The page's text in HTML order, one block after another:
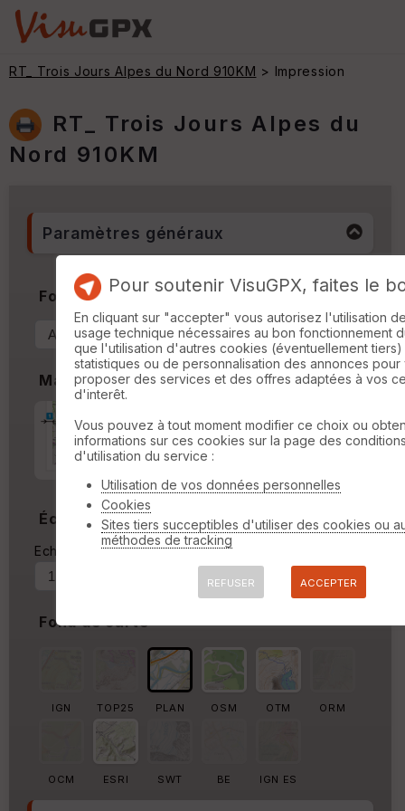
RT_ Trois Jours Alpes du Nord 910KM > Impression
RT_ Trois Jours Alpes du
Nord 910KM
Paramètres généraux
Format & Orientation
Marges
Marge autour de la trace
%
Échelle
Echelle actuelle : 1/279386
Fond de carte
IGN TOP25 PLAN OSM OTM ORM
OCM ESRI SWT BE IGN ES
Pour soutenir VisuGPX, faites le
En cliquant sur "accepter" vous autorisez l'utilisation
usage technique nécessaires au bon fonctionnement
que l'utilisation d'autres cookies (éventuellement
statistiques ou de personnalisation des annonces pour
proposer des services et des offres adaptées à vos
d'interêt.
Vous pouvez à tout moment modifier ce choix ou
informations sur ces cookies sur la page des
d'utilisation du service :
Utilisation de vos données personnelles
Cookies
Sites tiers succeptibles d'utiliser des cookies ou
méthodes de tracking
REFUSER ACCEPTER